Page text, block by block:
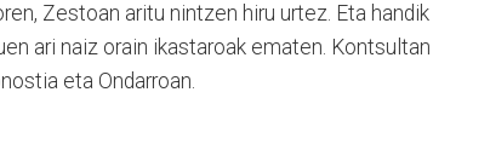
Zestoan aritu nintzen hiru urtez. Eta handik
ari naiz orain ikastaroak ematen. Kontsultan
eta Ondarroan.